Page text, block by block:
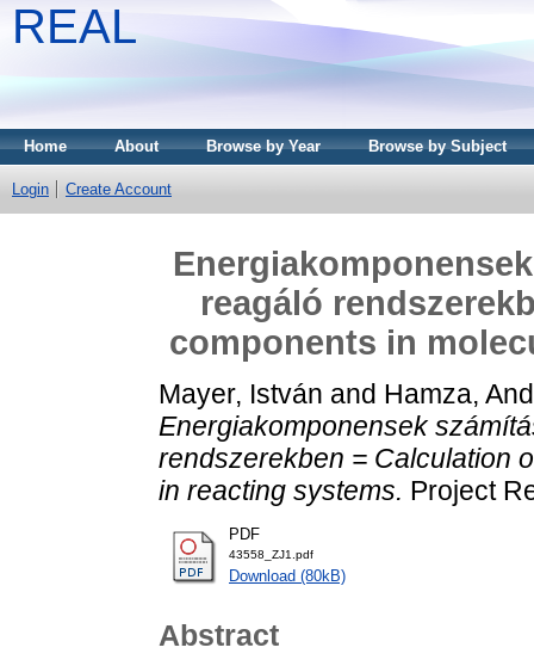
REAL
Home About Browse by Year Browse by Subject
Login Create Account
reagáló
components in
Mayer, István and Hamza,
Energiakomponensek
rendszerekben = Calculation
in reacting systems. Project
PDF
43558_ZJ1.pdf
Download (80kB)
Abstract